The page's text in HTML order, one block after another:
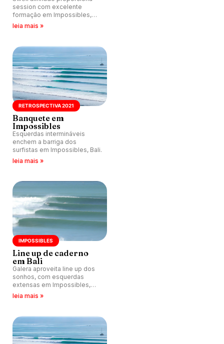
session com excelente
formação em Impossibles,
Indonésia.
leia mais »
RETROSPECTIVA 2021
Banquete em
Impossibles
Esquerdas intermináveis
enchem a barriga dos
surfistas em Impossibles, Bali.
leia mais »
IMPOSSIBLES
Line up de caderno
em Bali
Galera aproveita line up dos
sonhos, com esquerdas
extensas em Impossibles,
Indonésia.
leia mais »